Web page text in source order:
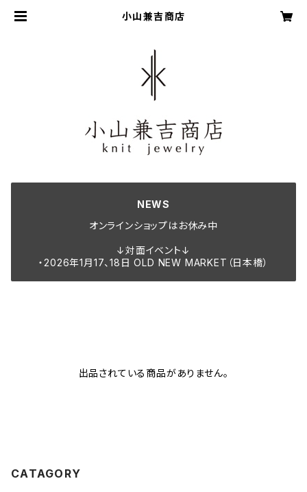
小山兼吉商店
NEWS
オンラインショップはお休み中
↓対面イベント↓
・2026年1月17、18日 OLD NEW MARKET（日本橋）
出品されている商品がありません。
CATAGORY